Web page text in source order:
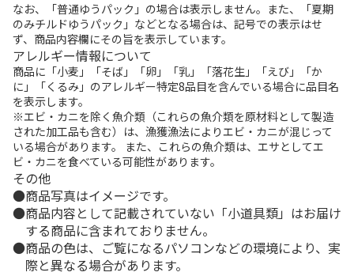
なお、「普通ゆうパック」の場合は表示しません。また、「夏期
のみチルドゆうパック」などとなる場合は、記号での表示はせ
ず、商品内容欄にその旨を表示しています。
アレルギー情報について
商品に「小麦」「そば」「卵」「乳」「落花生」「えび」「か
に」「くるみ」のアレルギー特定8品目を含んでいる場合に品目名
を表示します。
※エビ・カニを除く魚介類（これらの魚介類を原材料として製造
された加工品も含む）は、漁獲漁法によりエビ・カニが混じって
いる場合があります。 また、これらの魚介類は、エサとしてエ
ビ・カニを食べている可能性があります。
その他
商品写真はイメージです。
商品内容として記載されていない「小道具類」はお届け
する商品に含まれておりません。
商品の色は、ご覧になるパソコンなどの環境により、実
際と異なる場合があります。